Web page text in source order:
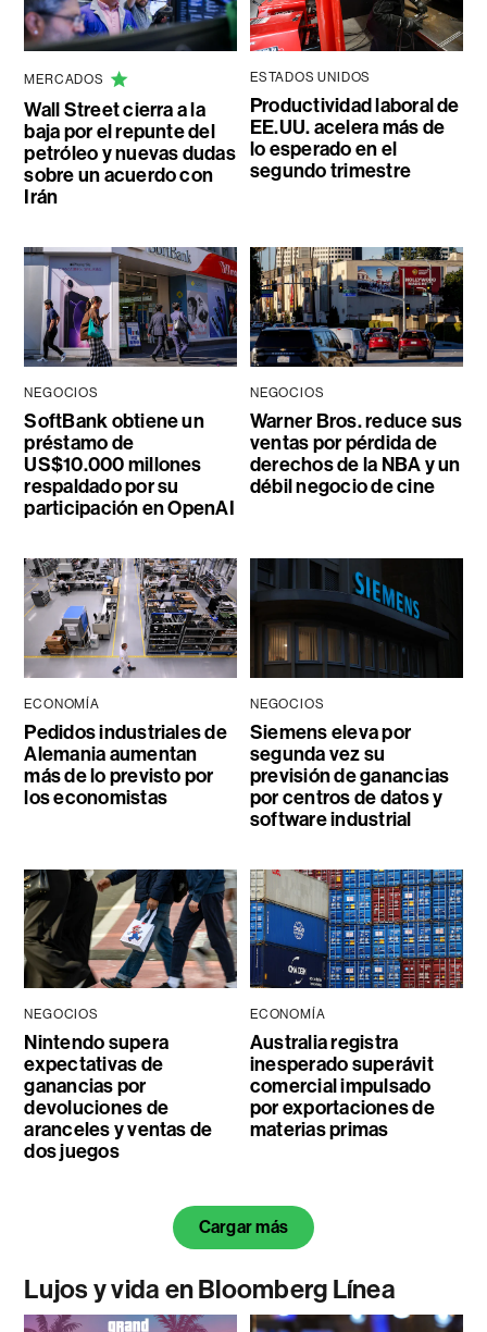
MERCADOS
Wall Street cierra a la
baja por el repunte del
petróleo y nuevas dudas
sobre un acuerdo con
Irán
ESTADOS UNIDOS
Productividad laboral de
EE.UU. acelera más de
lo esperado en el
segundo trimestre
NEGOCIOS
SoftBank obtiene un
préstamo de
US$10.000 millones
respaldado por su
participación en OpenAI
NEGOCIOS
Warner Bros. reduce sus
ventas por pérdida de
derechos de la NBA y un
débil negocio de cine
ECONOMÍA
Pedidos industriales de
Alemania aumentan
más de lo previsto por
los economistas
NEGOCIOS
Siemens eleva por
segunda vez su
previsión de ganancias
por centros de datos y
software industrial
NEGOCIOS
Nintendo supera
expectativas de
ganancias por
devoluciones de
aranceles y ventas de
dos juegos
ECONOMÍA
Australia registra
inesperado superávit
comercial impulsado
por exportaciones de
materias primas
Cargar más
Lujos y vida en Bloomberg Línea